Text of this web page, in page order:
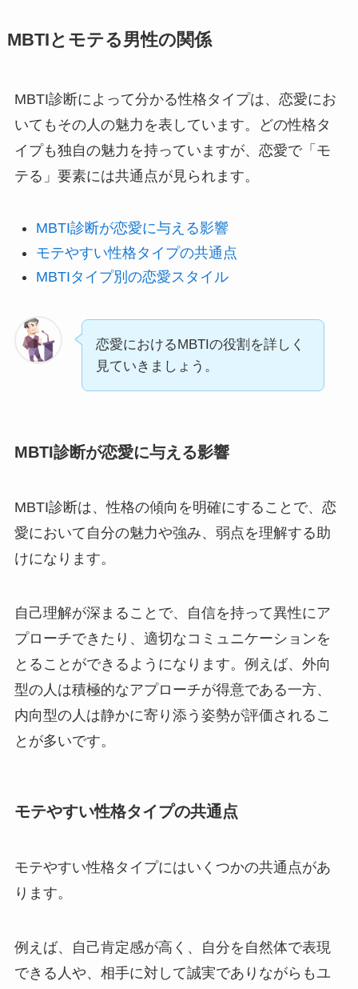
MBTIとモテる男性の関係
MBTI診断によって分かる性格タイプは、恋愛にお
いてもその人の魅力を表しています。どの性格タ
イプも独自の魅力を持っていますが、恋愛で「モ
テる」要素には共通点が見られます。
MBTI診断が恋愛に与える影響
モテやすい性格タイプの共通点
MBTIタイプ別の恋愛スタイル
恋愛におけるMBTIの役割を詳しく
見ていきましょう。
MBTI診断が恋愛に与える影響
MBTI診断は、性格の傾向を明確にすることで、恋
愛において自分の魅力や強み、弱点を理解する助
けになります。
自己理解が深まることで、自信を持って異性にア
プローチできたり、適切なコミュニケーションを
とることができるようになります。例えば、外向
型の人は積極的なアプローチが得意である一方、
内向型の人は静かに寄り添う姿勢が評価されるこ
とが多いです。
モテやすい性格タイプの共通点
モテやすい性格タイプにはいくつかの共通点があ
ります。
例えば、自己肯定感が高く、自分を自然体で表現
できる人や、相手に対して誠実でありながらもユ